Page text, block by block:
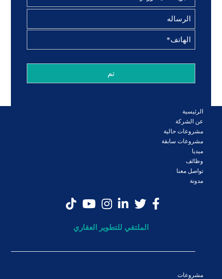
الرئيسية
عن الشركة
مشروعات حالية
مشروعات سابقة
ميديا
وظائف
تواصل معنا
مدونة
الملتقي للتطوير العقاري
مشروعات